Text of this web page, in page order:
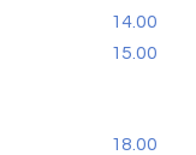
14.00
15.00
18.00